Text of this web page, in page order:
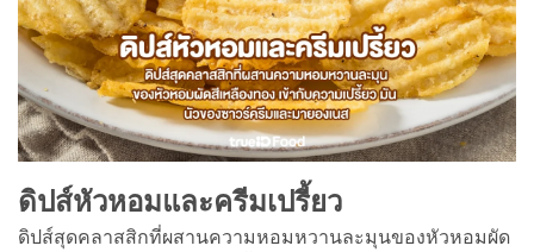
ดิปส์หัวหอมและครีมเปรี้ยว
ดิปส์สุดคลาสสิกที่ผสานความหอมหวานละมุนของหัวหอมผัด